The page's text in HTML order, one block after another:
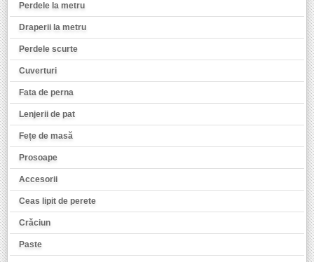
Perdele la metru
Draperii la metru
Perdele scurte
Cuverturi
Fata de perna
Lenjerii de pat
Fețe de masă
Prosoape
Accesorii
Ceas lipit de perete
Crăciun
Paste